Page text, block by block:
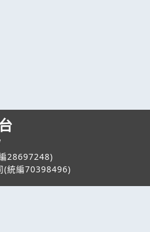
28697248)
(統編70398496)